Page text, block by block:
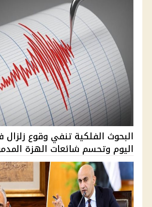
البحوث الفلكية تنفي وقوع
اليوم وتحسم شائعات الهزة